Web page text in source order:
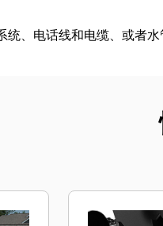
、电话线和电缆、或者水